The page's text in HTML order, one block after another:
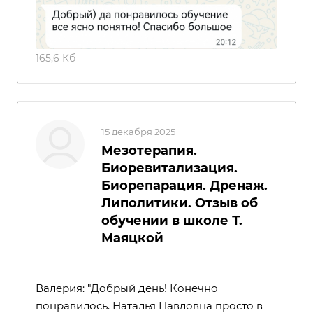
165,6 Кб
15 декабря 2025
Мезотерапия.
Биоревитализация.
Биорепарация. Дренаж.
Липолитики. Отзыв об
обучении в школе Т.
Маяцкой
Валерия: "Добрый день! Конечно
понравилось. Наталья Павловна просто в